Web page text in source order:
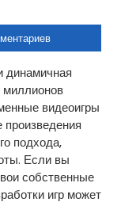
динамичная
миллионов
видеоигры
произведения
подхода,
Если вы
собственные
игр может